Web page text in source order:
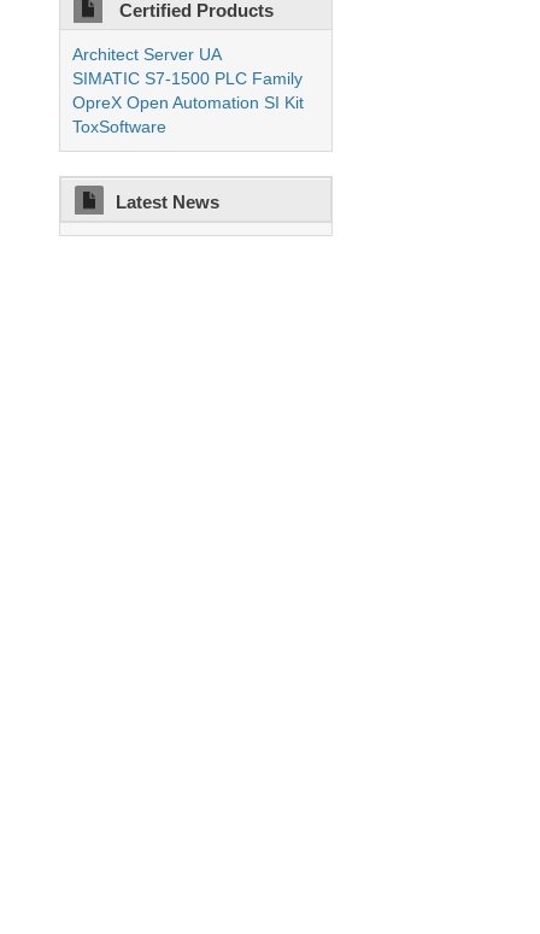
Certified Products
Architect Server UA
SIMATIC S7-1500 PLC Family
OpreX Open Automation SI Kit
ToxSoftware
Latest News